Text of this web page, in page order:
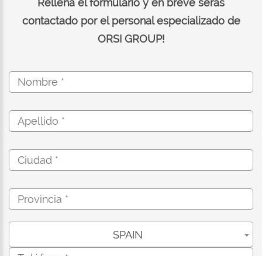
Rellena el formulario y en breve serás
contactado por el personal especializado de
ORSI GROUP!
SPAIN